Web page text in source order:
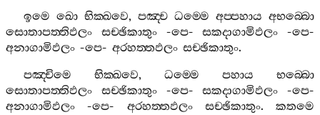
ඉමෙ ඛො භික‍්ඛවෙ, පඤ‍්ච ධම‍්මෙ අප‍්පහාය අභබ‍්බො
සොතාපත‍්තිඵලං
සච‍්ඡිකාතුං-පෙ-සකදාගාමිඵලං -පෙ-
අනාගාමිඵලං -පෙ- අරහත‍්තඵලං සච‍්ඡිකාතුං.
පඤ‍්චිමෙ
භික‍්ඛවෙ, ධම‍්මෙ පහාය
භබ‍්බො
සොතාපත‍්තිඵලං
සච‍්ඡිකාතුං-පෙ-සකදාගාමිඵලං -පෙ-
අනාගාමිඵලං -පෙ- අරහත‍්තඵලං සච‍්ඡිකාතුං. කතමෙ